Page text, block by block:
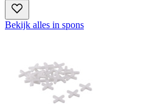
Bekijk alles in spons